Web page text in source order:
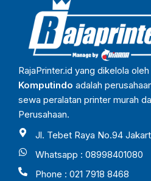
RajaPrinter.id yang dikelola oleh
Komputindo adalah
sewa peralatan printer murah
Perusahaan.
Jl. Tebet Raya No.94
Whatsapp : 08998401080
Phone : 021 7918 8468